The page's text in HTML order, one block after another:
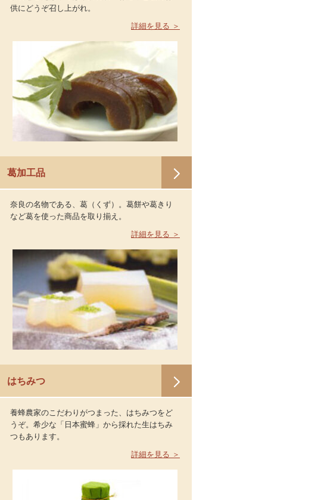
供にどうぞ召し上がれ。
詳細を見る ＞
葛加工品
奈良の名物である、葛（くず）。葛餅や葛きり
など葛を使った商品を取り揃え。
詳細を見る ＞
はちみつ
養蜂農家のこだわりがつまった、はちみつをど
うぞ。希少な「日本蜜蜂」から採れた生はちみ
つもあります。
詳細を見る ＞